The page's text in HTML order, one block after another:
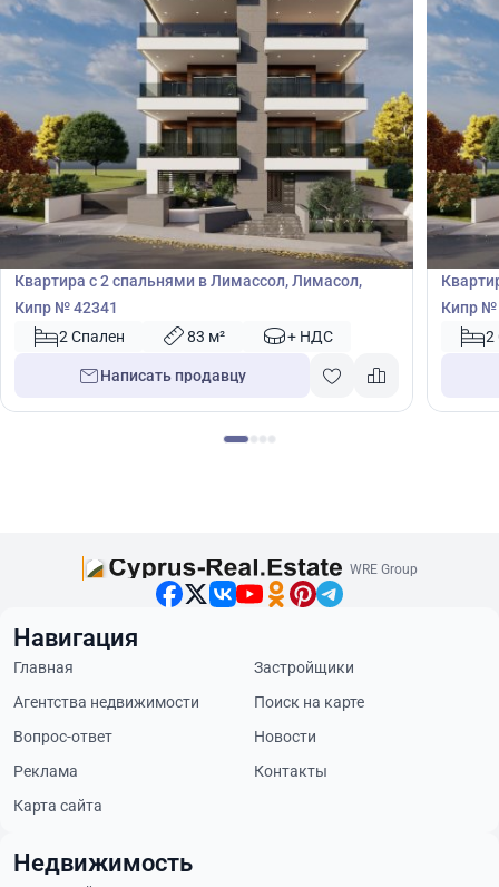
€530 000
Квартира
Квартира с 2 спальнями в Лимассол, Лимасол,
Кипр № 42341
2 Спален
83 м² + НДС
Написать продавцу
€530
Кипр №
2
WRE Group
Навигация
Главная
Застройщики
Агентства недвижимости
Поиск на карте
Вопрос-ответ
Новости
Реклама
Контакты
Карта сайта
Недвижимость